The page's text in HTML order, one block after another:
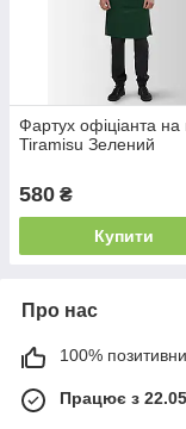
Фартух офіціанта на
Tiramisu Зелений
580 ₴
Купити
Про нас
100%
Працює з